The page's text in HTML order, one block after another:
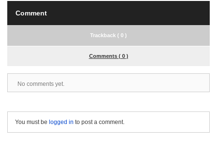
Comment
Trackback ( 0 )
Comments ( 0 )
No comments yet.
You must be logged in to post a comment.